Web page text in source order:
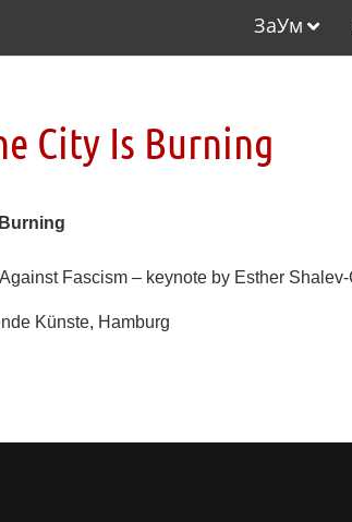
ЗаУм
City Is Burning
Fascism – keynote by Esther
Künste, Hamburg